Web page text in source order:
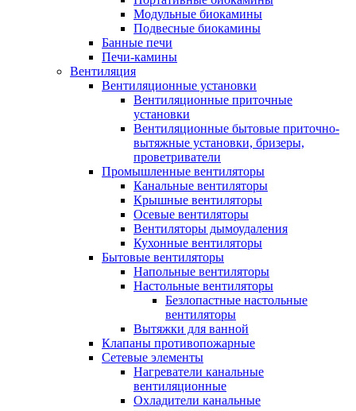
Модульные биокамины
Подвесные биокамины
Банные печи
Печи-камины
Вентиляция
Вентиляционные установки
Вентиляционные приточные
установки
Вентиляционные бытовые приточно-
вытяжные установки, бризеры,
проветриватели
Промышленные вентиляторы
Канальные вентиляторы
Крышные вентиляторы
Осевые вентиляторы
Вентиляторы дымоудаления
Кухонные вентиляторы
Бытовые вентиляторы
Напольные вентиляторы
Настольные вентиляторы
Безлопастные настольные
вентиляторы
Вытяжки для ванной
Клапаны противопожарные
Сетевые элементы
Нагреватели канальные
вентиляционные
Охладители канальные